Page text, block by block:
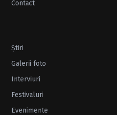
Contact
Ştiri
Galerii foto
Interviuri
Festivaluri
Evenimente